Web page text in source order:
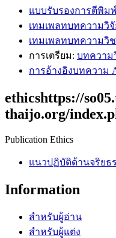
แบบรับรองการตีพิม
เทมเพลทบทความวิจั
เทมเพลทบทความวิ
การเตรียม: บทความ
การอ้างอิงบทความ
ethicshttps://
thaijo.org/
Publication Ethics
แนวปฏิบัติด้านจริยธ
Information
สำหรับผู้อ่าน
สำหรับผู้แต่ง